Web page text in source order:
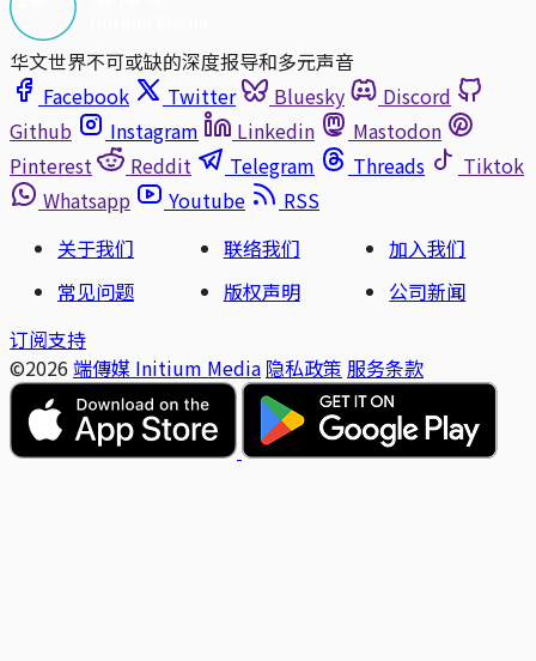
华文世界不可或缺的深度报导和多元声音
Facebook
Twitter Bluesky
Discord
Github
Instagram Linkedin
Mastodon
Pinterest
Reddit Telegram Threads
Tiktok
Whatsapp
Youtube
RSS
关于我们
联络我们
加入我们
常见问题
版权声明
公司新闻
订阅支持
©2026 端傳媒 Initium Media 隐私政策 服务条款